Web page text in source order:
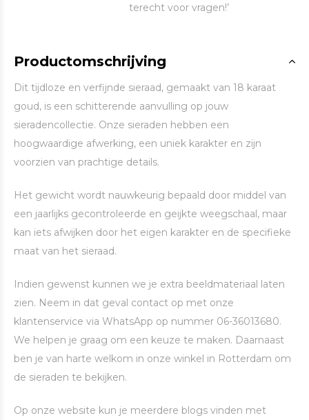
terecht voor vragen!’
Productomschrijving
Dit tijdloze en verfijnde sieraad, gemaakt van 18 karaat
goud, is een schitterende aanvulling op jouw
sieradencollectie. Onze sieraden hebben een
hoogwaardige afwerking, een uniek karakter en zijn
voorzien van prachtige details.
Het gewicht wordt nauwkeurig bepaald door middel van
een jaarlijks gecontroleerde en geijkte weegschaal, maar
kan iets afwijken door het eigen karakter en de specifieke
maat van het sieraad.
Indien gewenst kunnen we je extra beeldmateriaal laten
zien. Neem in dat geval contact op met onze
klantenservice via WhatsApp op nummer 06-36013680.
We helpen je graag om een keuze te maken. Daarnaast
ben je van harte welkom in onze winkel in Rotterdam om
de sieraden te bekijken.
Op onze website kun je meerdere blogs vinden met